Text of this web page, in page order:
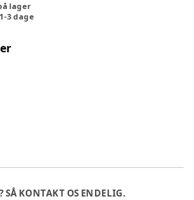
lager
1-3 dage
SÅ KONTAKT OS ENDELIG.